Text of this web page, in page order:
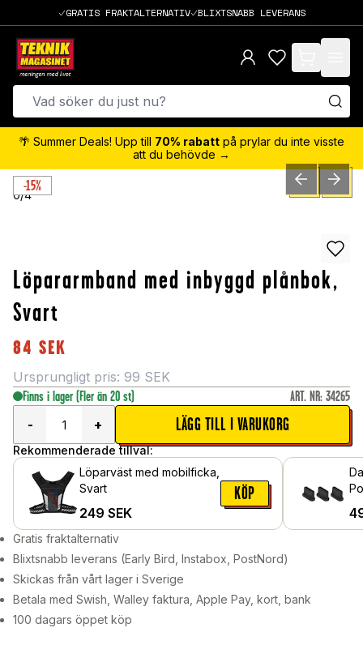
GRATIS FRAKTALTERNATIV BLIXTSNABB LEVERANS
items in cart,
🌴 Summer Deals! Upp till 70% rabatt på prylar du inte visste
att du behövde →
-15%
0/4 PREVIOUSNEXT
Löpararmband med inbyggd plånbok,
Svart
84 SEK
Ursprungligt pris: 99 SEK
Finns i lager (Fler än 20 st) ART. NR: 34265
-
+ LÄGG TILL I VARUKORG
Rekommenderade tillval:
Löparväst med mobilficka,
Svart
249 SEK
KÖP
Gratis fraktalternativ
Blixtsnabb leverans (Early Bird, Instabox, PostNord)
Skickas från vårt lager i Sverige
Betala med Swish, Walley faktura, Apple Pay, kort, bank
100 dagars öppet köp